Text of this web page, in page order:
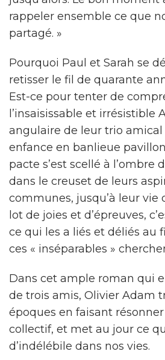
rappeler ensemble ce que
partagé. »
Pourquoi Paul et Sarah se
retisser le fil de quarante
Est-ce pour tenter de
l’insaisissable et irrésistible
angulaire de leur trio amical
enfance en banlieue
pacte s’est scellé à l’ombre
dans le creuset de leurs
communes, jusqu’à leur vie
lot de joies et d’épreuves,
ce qui les a liés et déliés au
ces « inséparables »
Dans cet ample roman qui
de trois amis, Olivier Adam
époques en faisant
collectif, et met au jour ce
d’indélébile dans nos vies.